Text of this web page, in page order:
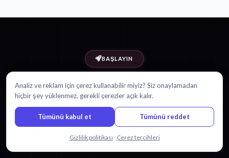
BAŞLAYIN
Rusça içeriğini şuna çevirmeye
hazır mısınız:
İsveççe?
30 dakika ücretsiz ile başlayın. Kredi kartı gerekmez.
Bizimle sohbet edin
Analiz ve reklam için çerez kullanabilir miyiz? Siz onaylamadan
hiçbir şey yüklenmez, gerekli çerezler açık kalır.
Tümünü kabul et Tümünü reddet
Gizlilik politikası · Çerez tercihleri